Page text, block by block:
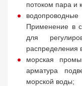
потоком пара и
Применение в
для
распределения
морская
арматура
морской воды;